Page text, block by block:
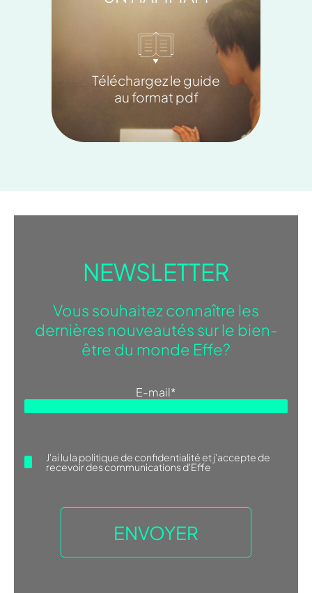
Téléchargez le guide
au format pdf
NEWSLETTER
Vous souhaitez connaître les
dernières nouveautés sur le bien-
être du monde Effe?
E-mail*
J'ai lu la politique de confidentialité et j'accepte de
recevoir des communications d'Effe